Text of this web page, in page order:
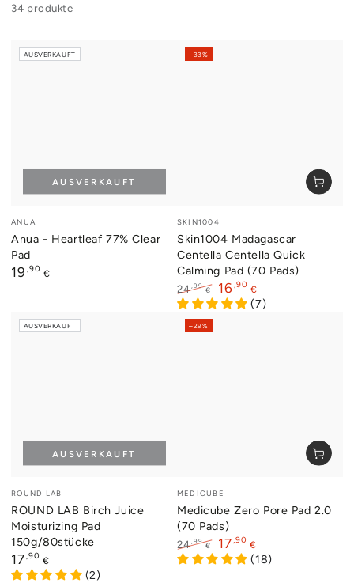
34 produkte
Verkäufer/in:
ANUA
Anua - Heartleaf 77% Clear
Pad
Regulärer
19 ,90 €
AUSVERKAUFT
AUSVERKAUFT
Verkäufer/in:
SKIN1004
Skin1004 Madagascar
Centella Centella Quick
Calming Pad (70 Pads)
Regulärer
Preis
24,99 €
Verkaufspreis
16,90 €
(7)
–33%
Verkäufer/in:
ROUND LAB
ROUND LAB Birch Juice
Moisturizing Pad
150g/80stücke
Regulärer
Preis
17,90 €
(2)
AUSVERKAUFT
AUSVERKAUFT
Verkäufer/in:
MEDICUBE
Medicube Zero Pore Pad 2.0
(70 Pads)
Regulärer
24,99 €
Verkaufspreis
17,90 €
(18)
–29%